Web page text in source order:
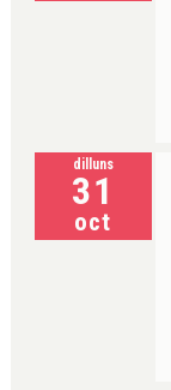
dilluns
31
oct